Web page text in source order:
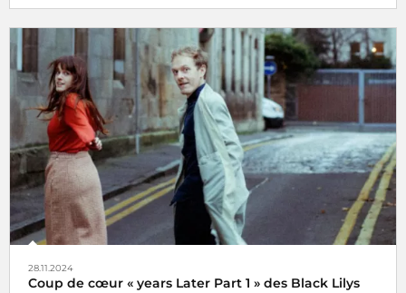
Veni, vidi, vici !
28.11.2024
Coup de cœur « years Later Part 1 » des Black Lilys